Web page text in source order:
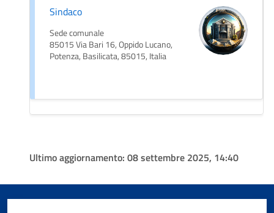
Sindaco
Sede comunale
85015 Via Bari 16, Oppido Lucano,
Potenza, Basilicata, 85015, Italia
Ultimo aggiornamento: 08 settembre 2025, 14:40